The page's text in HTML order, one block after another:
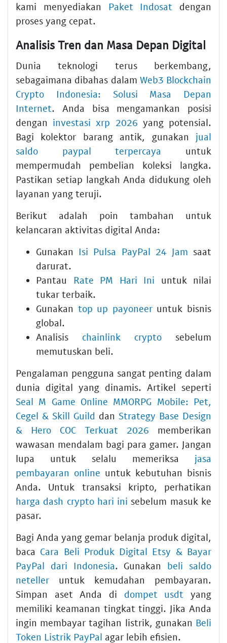
kami menyediakan Paket Indosat dengan
proses yang cepat.
Analisis Tren dan Masa Depan Digital
Dunia teknologi terus berkembang,
sebagaimana dibahas dalam Web3 Blockchain
Crypto Indonesia: Solusi Masa Depan
Internet. Anda bisa mengamankan posisi
dengan investasi xrp 2026 yang potensial.
Bagi kolektor barang antik, gunakan jual
saldo paypal terpercaya
untuk
mempermudah pembelian koleksi langka.
Pastikan setiap langkah Anda didukung oleh
layanan yang teruji.
Berikut adalah poin tambahan untuk
kelancaran aktivitas digital Anda:
Gunakan Isi Pulsa PayPal 24 Jam saat
darurat.
Pantau Rate PM Hari Ini untuk nilai
tukar terbaik.
Gunakan top up payoneeruntuk bisnis
global.
Analisis chainlink crypto sebelum
memutuskan beli.
Pengalaman pengguna sangat penting dalam
dunia digital yang dinamis. Artikel seperti
Seal M Game Online MMORPG Mobile: Pet,
Cegel & Skill Guild dan Strategy Base Design
& Hero COC Terkuat 2026 memberikan
wawasan mendalam bagi para gamer. Jangan
lupa untuk selalu memeriksa jasa
pembayaran online untuk kebutuhan bisnis
Anda. Untuk transaksi kripto, perhatikan
harga dash crypto hari ini sebelum masuk ke
pasar.
Bagi Anda yang gemar belanja produk digital,
baca Cara Beli Produk Digital Etsy & Bayar
PayPal dari Indonesia. Gunakan beli saldo
neteller untuk kemudahan pembayaran.
Simpan aset Anda di dompet usdt yang
memiliki keamanan tingkat tinggi. Jika Anda
ingin membayar tagihan listrik, gunakan Beli
Token Listrik PayPal agar lebih efisien.